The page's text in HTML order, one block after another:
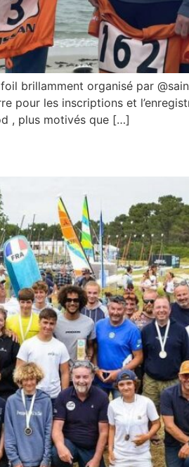
brillamment organisé par
pour les inscriptions et
, plus motivés que […]